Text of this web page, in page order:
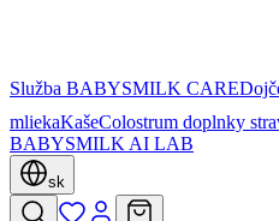
Služba BABYSMILK CARE
mliekaKašeColostrum doplnky
BABYSMILK AI LAB
sk